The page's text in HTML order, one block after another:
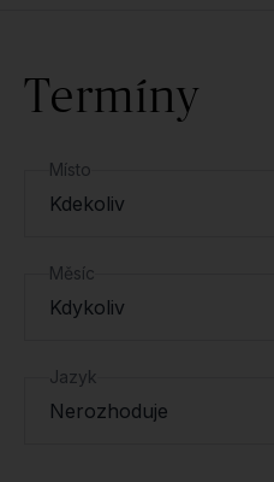
Termíny
Místo
Kdekoliv
Měsíc
Kdykoliv
Jazyk
Nerozhoduje